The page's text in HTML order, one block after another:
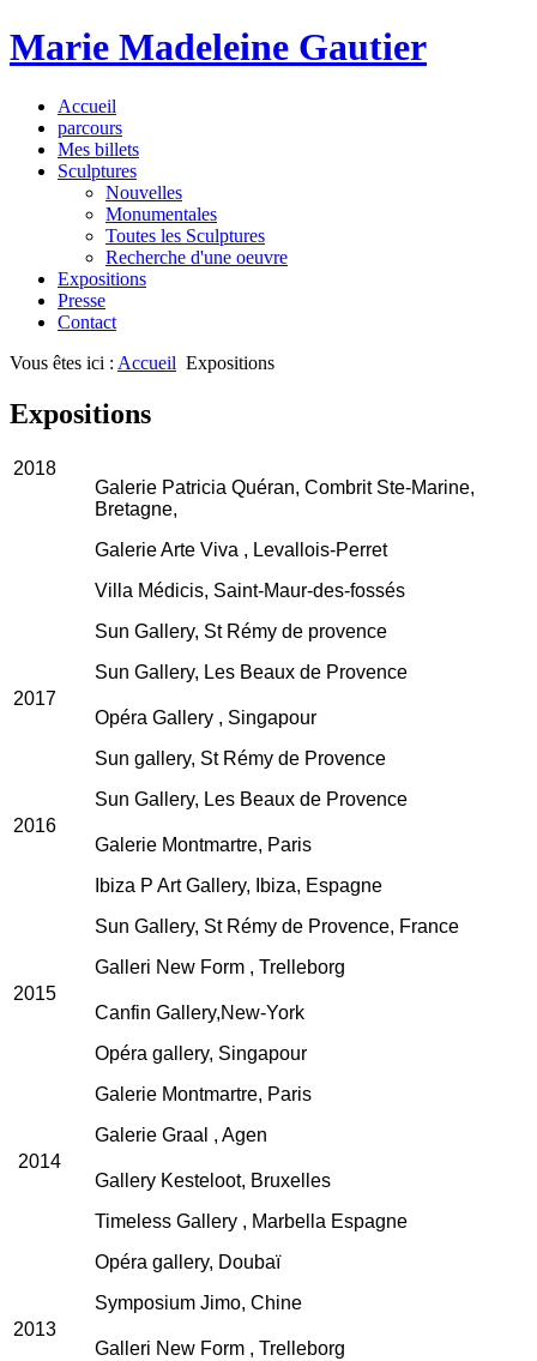
Marie Madeleine Gautier
Accueil
parcours
Mes billets
Sculptures
Nouvelles
Monumentales
Toutes les Sculptures
Recherche d'une oeuvre
Expositions
Presse
Contact
Vous êtes ici : Accueil Expositions
Expositions
2018
Galerie Patricia Quéran, Combrit Ste-Marine,
Bretagne,
Galerie Arte Viva , Levallois-Perret
Villa Médicis, Saint-Maur-des-fossés
Sun Gallery, St Rémy de provence
Sun Gallery, Les Beaux de Provence
2017
Opéra Gallery , Singapour
Sun gallery, St Rémy de Provence
Sun Gallery, Les Beaux de Provence
2016
Galerie Montmartre, Paris
Ibiza P Art Gallery, Ibiza, Espagne
Sun Gallery, St Rémy de Provence, France
Galleri New Form , Trelleborg
2015
Canfin Gallery,New-York
Opéra gallery, Singapour
Galerie Montmartre, Paris
Galerie Graal , Agen
2014
Gallery Kesteloot, Bruxelles
Timeless Gallery , Marbella Espagne
Opéra gallery, Doubaï
Symposium Jimo, Chine
2013
Galleri New Form , Trelleborg